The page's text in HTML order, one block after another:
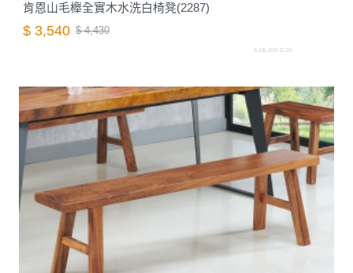
肯恩山毛櫸全實木水洗白椅凳(2287)
$ 3,540 $ 4,430
A105.209-11.26